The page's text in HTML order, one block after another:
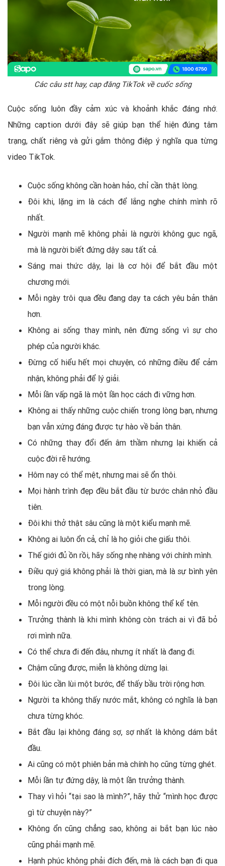
Các câu stt hay, cap đăng TikTok về cuốc sống
Cuộc sống luôn đầy cảm xúc và khoảnh khắc đáng nhớ.
Những caption dưới đây sẽ giúp bạn thể hiện đúng tâm
trạng, chất riêng và gửi gắm thông điệp ý nghĩa qua từng
video TikTok.
Cuộc sống không cần hoàn hảo, chỉ cần thật lòng.
Đôi khi, lặng im là cách để lắng nghe chính mình rõ
nhất.
Người mạnh mẽ không phải là người không gục ngã,
mà là người biết đứng dậy sau tất cả.
Sáng mai thức dậy, lại là cơ hội để bắt đầu một
chương mới.
Mỗi ngày trôi qua đều đang dạy ta cách yêu bản thân
hơn.
Không ai sống thay mình, nên đừng sống vì sự cho
phép của người khác.
Đừng cố hiểu hết mọi chuyện, có những điều để cảm
nhận, không phải để lý giải.
Mỗi lần vấp ngã là một lần học cách đi vững hơn.
Không ai thấy những cuộc chiến trong lòng bạn, nhưng
bạn vẫn xứng đáng được tự hào về bản thân.
Có những thay đổi đến âm thầm nhưng lại khiến cả
cuộc đời rẽ hướng.
Hôm nay có thể mệt, nhưng mai sẽ ổn thôi.
Mọi hành trình đẹp đều bắt đầu từ bước chân nhỏ đầu
tiên.
Đôi khi thở thật sâu cũng là một kiểu mạnh mẽ.
Không ai luôn ổn cả, chỉ là họ giỏi che giấu thôi.
Thế giới đủ ồn rồi, hãy sống nhẹ nhàng với chính mình.
Điều quý giá không phải là thời gian, mà là sự bình yên
trong lòng.
Mỗi người đều có một nỗi buồn không thể kể tên.
Trưởng thành là khi mình không còn trách ai vì đã bỏ
rơi mình nữa.
Có thể chưa đi đến đâu, nhưng ít nhất là đang đi.
Chậm cũng được, miễn là không dừng lại.
Đôi lúc cần lùi một bước, để thấy bầu trời rộng hơn.
Người ta không thấy nước mắt, không có nghĩa là bạn
chưa từng khóc.
Bắt đầu lại không đáng sợ, sợ nhất là không dám bắt
đầu.
Ai cũng có một phiên bản mà chính họ cũng từng ghét.
Mỗi lần tự đứng dậy, là một lần trưởng thành.
Thay vì hỏi “tại sao là mình?”, hãy thử “mình học được
gì từ chuyện này?”
Không ổn cũng chẳng sao, không ai bắt bạn lúc nào
cũng phải mạnh mẽ.
Hạnh phúc không phải đích đến, mà là cách bạn đi qua